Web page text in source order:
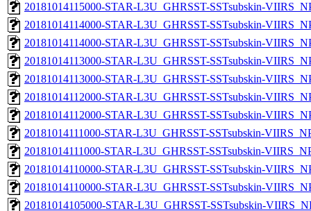
20181014115000-STAR-L3U_GHRSST-SSTsubskin-
20181014114000-STAR-L3U_GHRSST-SSTsubskin-
20181014114000-STAR-L3U_GHRSST-SSTsubskin-
20181014113000-STAR-L3U_GHRSST-SSTsubskin-
20181014113000-STAR-L3U_GHRSST-SSTsubskin-
20181014112000-STAR-L3U_GHRSST-SSTsubskin-
20181014112000-STAR-L3U_GHRSST-SSTsubskin-
20181014111000-STAR-L3U_GHRSST-SSTsubskin-
20181014111000-STAR-L3U_GHRSST-SSTsubskin-
20181014110000-STAR-L3U_GHRSST-SSTsubskin-
20181014110000-STAR-L3U_GHRSST-SSTsubskin-
20181014105000-STAR-L3U_GHRSST-SSTsubskin-